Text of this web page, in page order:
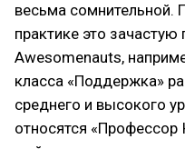
весьма сомнительной.
практике это зачастую
Awesomenauts,
класса «Поддержка»
среднего и высокого
относятся «Профессор